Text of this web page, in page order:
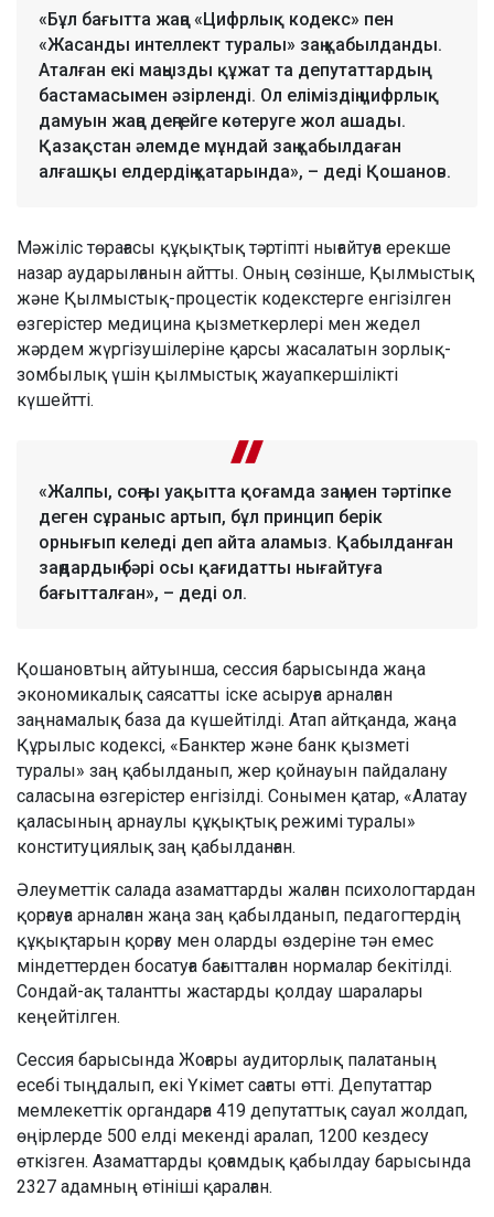
«Бұл бағытта жаңа «Цифрлық кодекс» пен
«Жасанды интеллект туралы» заң қабылданды.
Аталған екі маңызды құжат та депутаттардың
бастамасымен әзірленді. Ол еліміздің цифрлық
дамуын жаңа деңгейге көтеруге жол ашады.
Қазақстан әлемде мұндай заң қабылдаған
алғашқы елдердің қатарында», – деді Қошанов.
Мәжіліс төрағасы құқықтық тәртіпті нығайтуға ерекше
назар аударылғанын айтты. Оның сөзінше, Қылмыстық
және Қылмыстық-процестік кодекстерге енгізілген
өзгерістер медицина қызметкерлері мен жедел
жәрдем жүргізушілеріне қарсы жасалатын зорлық-
зомбылық үшін қылмыстық жауапкершілікті
күшейтті.
«Жалпы, соңғы уақытта қоғамда заң мен тәртіпке
деген сұраныс артып, бұл принцип берік
орнығып келеді деп айта аламыз. Қабылданған
заңдардың бәрі осы қағидатты нығайтуға
бағытталған», – деді ол.
Қошановтың айтуынша, сессия барысында жаңа
экономикалық саясатты іске асыруға арналған
заңнамалық база да күшейтілді. Атап айтқанда, жаңа
Құрылыс кодексі, «Банктер және банк қызметі
туралы» заң қабылданып, жер қойнауын пайдалану
саласына өзгерістер енгізілді. Сонымен қатар, «Алатау
қаласының арнаулы құқықтық режимі туралы»
конституциялық заң қабылданған.
Әлеуметтік салада азаматтарды жалған психологтардан
қорғауға арналған жаңа заң қабылданып, педагогтердің
құқықтарын қорғау мен оларды өздеріне тән емес
міндеттерден босатуға бағытталған нормалар бекітілді.
Сондай-ақ талантты жастарды қолдау шаралары
кеңейтілген.
Сессия барысында Жоғары аудиторлық палатаның
есебі тыңдалып, екі Үкімет сағаты өтті. Депутаттар
мемлекеттік органдарға 419 депутаттық сауал жолдап,
өңірлерде 500 елді мекенді аралап, 1200 кездесу
өткізген. Азаматтарды қоғамдық қабылдау барысында
2327 адамның өтініші қаралған.